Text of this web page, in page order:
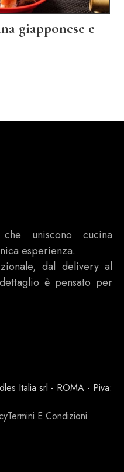
giapponese e
uniscono cucina
esperienza.
dal delivery al
è pensato per
Italia srl - ROMA - Piva:
Termini E Condizioni